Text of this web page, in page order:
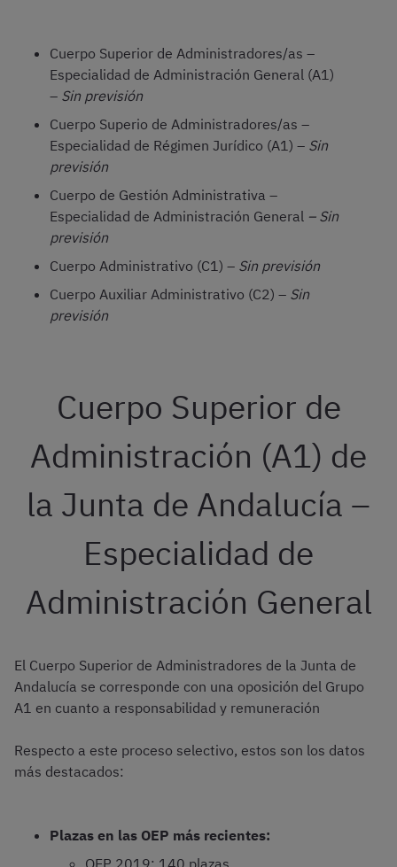
Cuerpo Superior de Administradores/as –
Especialidad de Administración General (A1)
– Sin previsión
Cuerpo Superio de Administradores/as –
Especialidad de Régimen Jurídico (A1) – Sin
previsión
Cuerpo de Gestión Administrativa –
Especialidad de Administración General – Sin
previsión
Cuerpo Administrativo (C1) – Sin previsión
Cuerpo Auxiliar Administrativo (C2) – Sin
previsión
Cuerpo Superior de
Administración (A1) de
la Junta de Andalucía –
Especialidad de
Administración General
El Cuerpo Superior de Administradores de la Junta de
Andalucía se corresponde con una oposición del Grupo
A1 en cuanto a responsabilidad y remuneración
Respecto a este proceso selectivo, estos son los datos
más destacados:
Plazas en las OEP más recientes: